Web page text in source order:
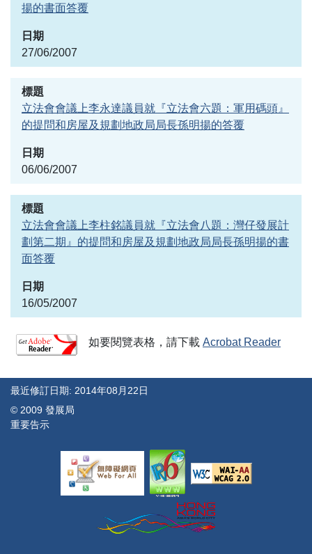
揚的書面答覆
27/06/2007
立法會會議上李永達議員就『立法會六題：軍用碼頭』
的提問和房屋及規劃地政局局長孫明揚的答覆
06/06/2007
立法會會議上李柱銘議員就『立法會八題：灣仔發展計
劃第二期』的提問和房屋及規劃地政局局長孫明揚的書
面答覆
16/05/2007
如要閱覽表格，請下載 Acrobat Reader
最近修訂日期: 2014年08月22日
© 2009 發展局
重要告示